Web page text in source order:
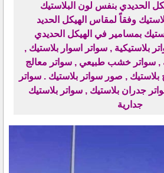
الحديدي بنفس لون البلاستيك
وفقاً لمقاس الهيكل الحديد
بمسامير في الهيكل الحديدي
بلاستيكية , سواتر اسوار بلاستيك ,
, سواتر خشب طبيعي , سواتر معالج
, صور سواتر بلاستيك . سواتر
جدران بلاستيك , سواتر بلاستيك
جدارية